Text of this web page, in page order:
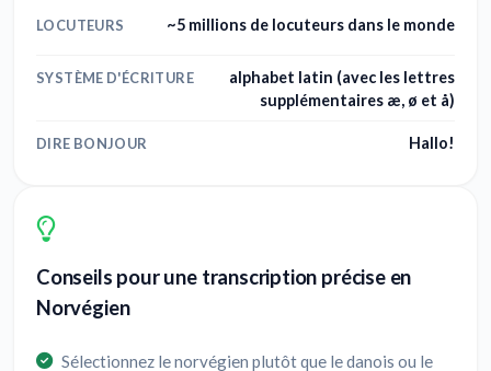
LOCUTEURS ~5 millions de locuteurs dans le monde
SYSTÈME D'ÉCRITURE
alphabet latin (avec les lettres
supplémentaires æ, ø et å)
DIRE BONJOUR Hallo!
Conseils pour une transcription précise en
Norvégien
Sélectionnez le norvégien plutôt que le danois ou le